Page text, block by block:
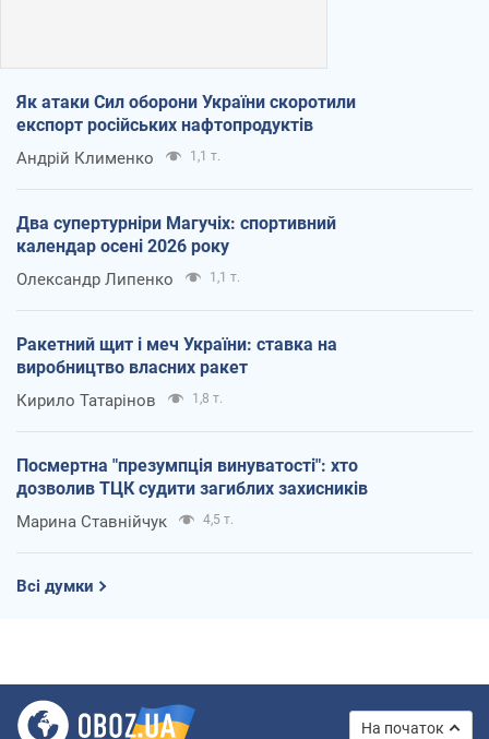
Як атаки Сил оборони України скоротили
експорт російських нафтопродуктів
Андрій Клименко 1,1 т.
Два супертурніри Магучіх: спортивний
календар осені 2026 року
Олександр Липенко 1,1 т.
Ракетний щит і меч України: ставка на
виробництво власних ракет
Кирило Татарінов 1,8 т.
Посмертна "презумпція винуватості": хто
дозволив ТЦК судити загиблих захисників
Марина Ставнійчук 4,5 т.
Всі думки
На початок